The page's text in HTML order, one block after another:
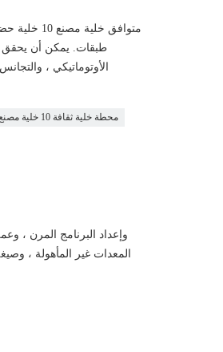
طبقات. يمكن أن يحقق
الأوتوماتيكي ،
محطة خلية ثقافة 10 خلية مصنع
المعدات غير المأهولة ،